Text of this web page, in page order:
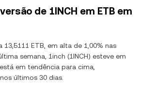
de 1INCH em ETB em
13,5111 ETB, em alta de 1,00% nas
semana, 1inch (1INCH) esteve em
em tendência para cima,
últimos 30 dias.